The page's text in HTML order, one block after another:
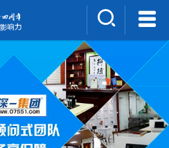
集团介绍
人才招聘
案例展示
新闻中心